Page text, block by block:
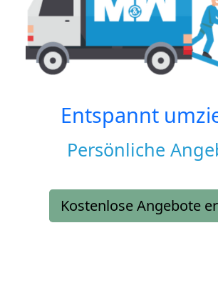
Entspannt
Persönliche
Kostenlose Angebote